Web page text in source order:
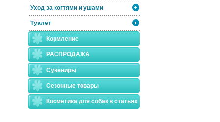
Уход за когтями и ушами
Туалет
Кормление
РАСПРОДАЖА
Сувениры
Сезонные товары
Косметика для собак в статьях